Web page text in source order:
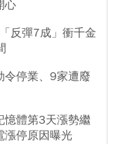
心
反彈7成」衝千金
令停業、9家遭廢
體第3天漲勢繼
漲停原因曝光